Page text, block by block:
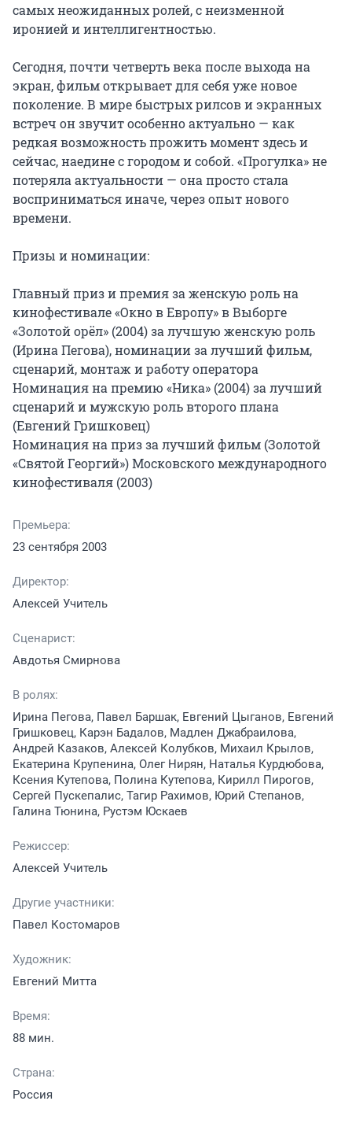
самых неожиданных ролей, с неизменной
иронией и интеллигентностью.
Сегодня, почти четверть века после выхода на
экран, фильм открывает для себя уже новое
поколение. В мире быстрых рилсов и экранных
встреч он звучит особенно актуально — как
редкая возможность прожить момент здесь и
сейчас, наедине с городом и собой. «Прогулка» не
потеряла актуальности — она просто стала
восприниматься иначе, через опыт нового
времени.
Призы и номинации:
Главный приз и премия за женскую роль на
кинофестивале «Окно в Европу» в Выборге
«Золотой орёл» (2004) за лучшую женскую роль
(Ирина Пегова), номинации за лучший фильм,
сценарий, монтаж и работу оператора
Номинация на премию «Ника» (2004) за лучший
сценарий и мужскую роль второго плана
(Евгений Гришковец)
Номинация на приз за лучший фильм (Золотой
«Святой Георгий») Московского международного
кинофестиваля (2003)
Премьера:
23 сентября 2003
Директор:
Алексей Учитель
Сценарист:
Авдотья Смирнова
В ролях:
Ирина Пегова, Павел Баршак, Евгений Цыганов, Евгений
Гришковец, Карэн Бадалов, Мадлен Джабраилова,
Андрей Казаков, Алексей Колубков, Михаил Крылов,
Екатерина Крупенина, Олег Нирян, Наталья Курдюбова,
Ксения Кутепова, Полина Кутепова, Кирилл Пирогов,
Сергей Пускепалис, Тагир Рахимов, Юрий Степанов,
Галина Тюнина, Рустэм Юскаев
Режиссер:
Алексей Учитель
Другие участники:
Павел Костомаров
Художник:
Евгений Митта
Время:
88 мин.
Страна:
Россия